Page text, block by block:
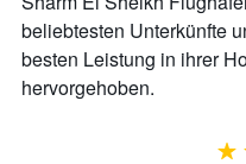
beliebtesten Unterkünfte
besten Leistung in ihrer
hervorgehoben.